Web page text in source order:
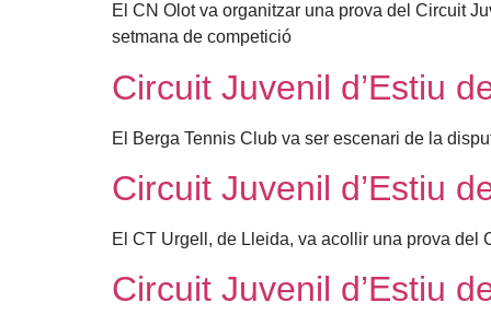
El CN Olot va organitzar una prova del Circuit
setmana de competició
Circuit Juvenil d’Estiu
El Berga Tennis Club va ser escenari de la
Circuit Juvenil d’Estiu
El CT Urgell, de Lleida, va acollir una prova del
Circuit Juvenil d’Estiu